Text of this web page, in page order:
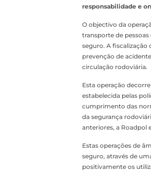
responsabilidade e
O objectivo da
transporte de
seguro. A fiscalização
prevenção de
circulação rodoviária.
Esta operação
estabelecida pelas
cumprimento das
da segurança
anteriores, a Roadpol
Estas operações de
seguro, através de
positivamente os